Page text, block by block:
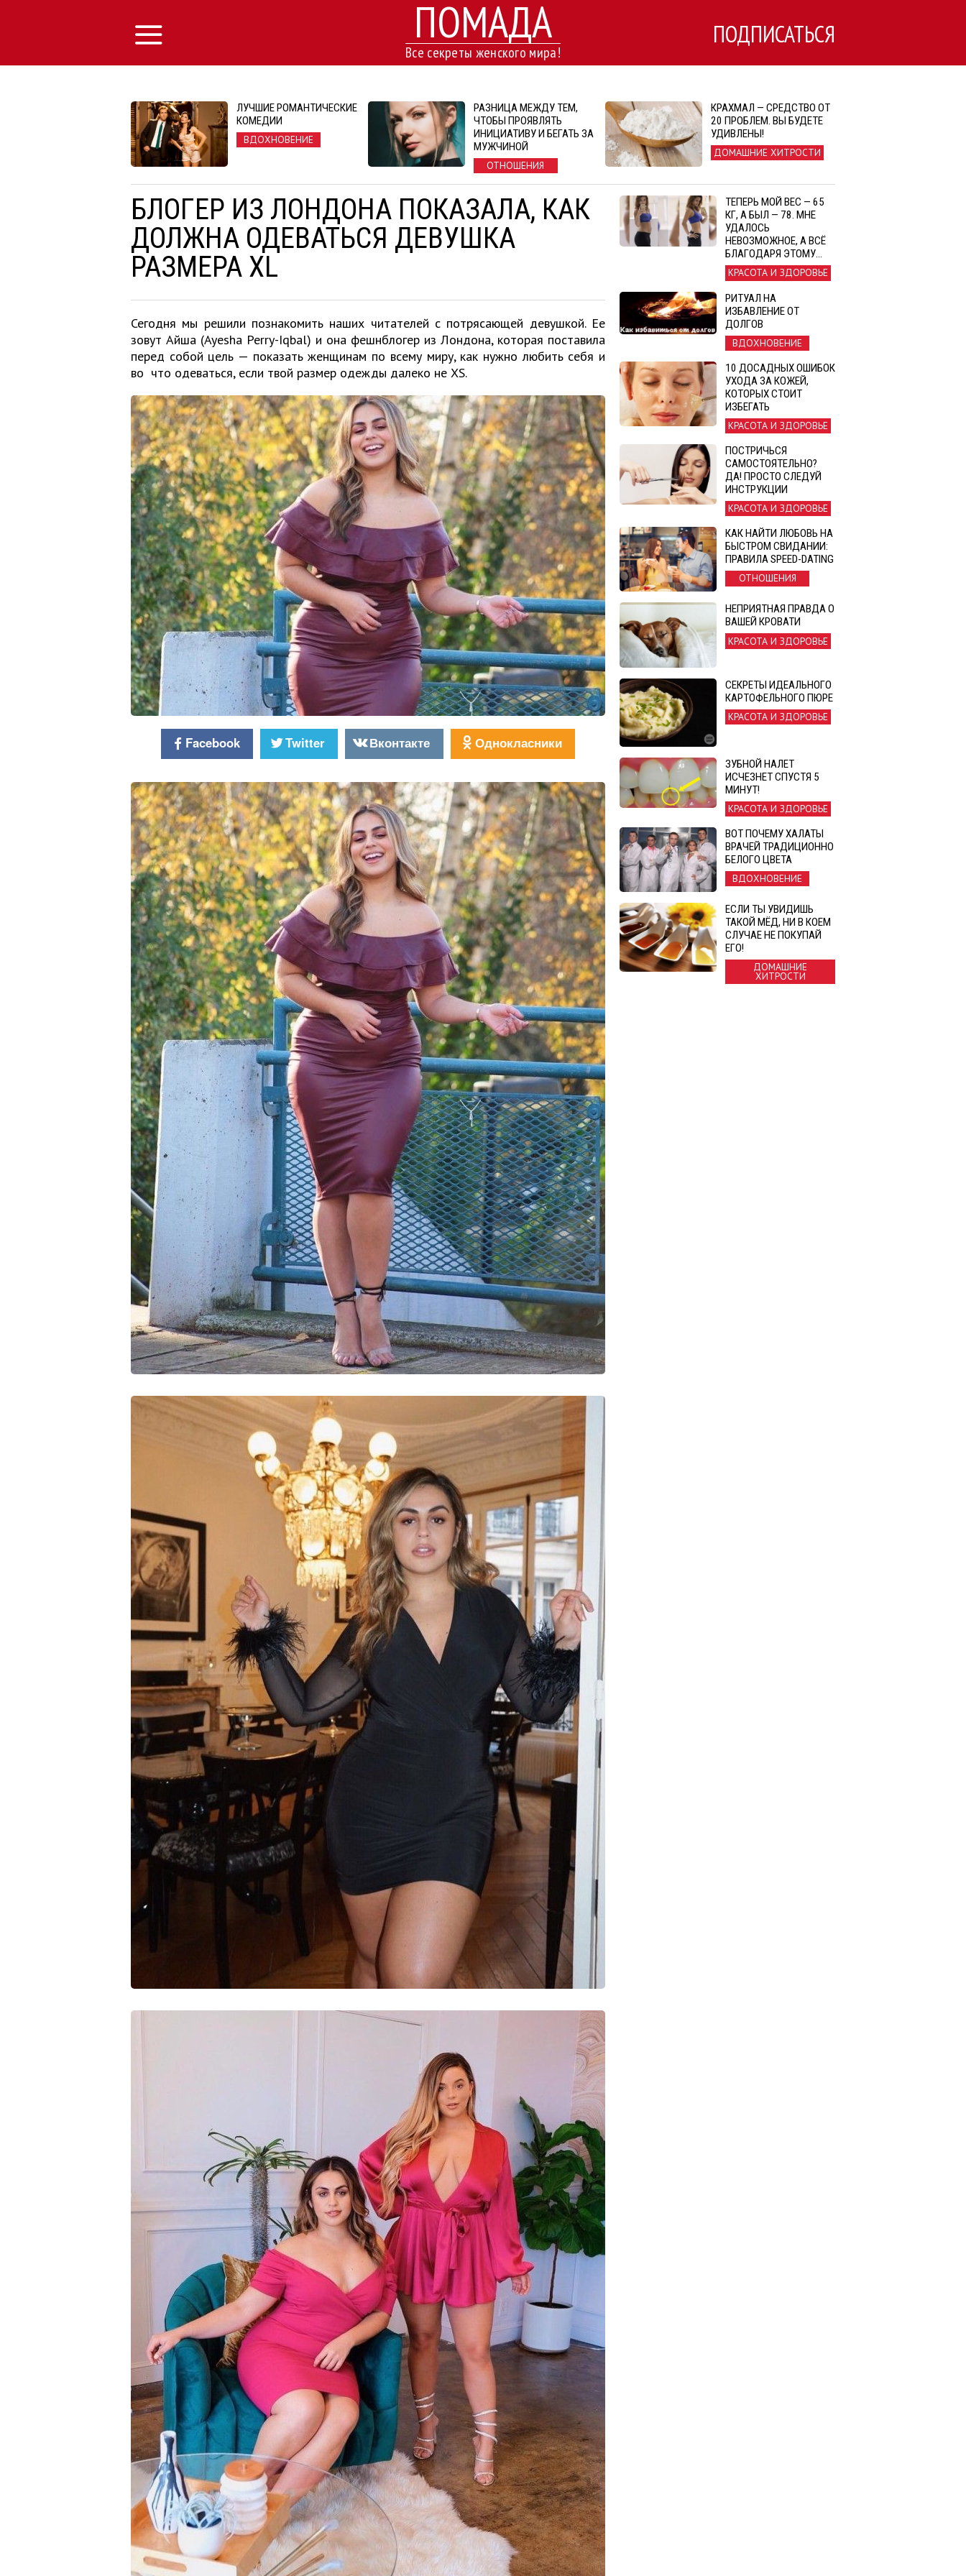
ПОМАДА
Все секреты женского мира!
ПОДПИСАТЬСЯ
ЛУЧШИЕ РОМАНТИЧЕСКИЕ
КОМЕДИИ
ВДОХНОВЕНИЕ
РАЗНИЦА МЕЖДУ ТЕМ,
ЧТОБЫ ПРОЯВЛЯТЬ
ИНИЦИАТИВУ И БЕГАТЬ ЗА
МУЖЧИНОЙ
ОТНОШЕНИЯ
КРАХМАЛ — СРЕДСТВО ОТ
20 ПРОБЛЕМ. ВЫ БУДЕТЕ
УДИВЛЕНЫ!
ДОМАШНИЕ ХИТРОСТИ
БЛОГЕР ИЗ ЛОНДОНА ПОКАЗАЛА, КАК
ДОЛЖНА ОДЕВАТЬСЯ ДЕВУШКА
РАЗМЕРА XL
Сегодня мы решили познакомить наших читателей с потрясающей девушкой. Ее
зовут Айша (Ayesha Perry-Iqbal) и она фешнблогер из Лондона, которая поставила
перед собой цель — показать женщинам по всему миру, как нужно любить себя и
во что одеваться, если твой размер одежды далеко не XS.
Facebook Twitter Вконтакте Однокласники
ТЕПЕРЬ МОЙ ВЕС — 65
КГ, А БЫЛ — 78. МНЕ
УДАЛОСЬ
НЕВОЗМОЖНОЕ, А ВСЁ
БЛАГОДАРЯ ЭТОМУ…
КРАСОТА И ЗДОРОВЬЕ
РИТУАЛ НА
ИЗБАВЛЕНИЕ ОТ
ДОЛГОВ
ВДОХНОВЕНИЕ
10 ДОСАДНЫХ ОШИБОК
УХОДА ЗА КОЖЕЙ,
КОТОРЫХ СТОИТ
ИЗБЕГАТЬ
КРАСОТА И ЗДОРОВЬЕ
ПОСТРИЧЬСЯ
САМОСТОЯТЕЛЬНО?
ДА! ПРОСТО СЛЕДУЙ
ИНСТРУКЦИИ
КРАСОТА И ЗДОРОВЬЕ
КАК НАЙТИ ЛЮБОВЬ НА
БЫСТРОМ СВИДАНИИ:
ПРАВИЛА SPEED-DATING
ОТНОШЕНИЯ
НЕПРИЯТНАЯ ПРАВДА О
ВАШЕЙ КРОВАТИ
КРАСОТА И ЗДОРОВЬЕ
СЕКРЕТЫ ИДЕАЛЬНОГО
КАРТОФЕЛЬНОГО ПЮРЕ
КРАСОТА И ЗДОРОВЬЕ
ЗУБНОЙ НАЛЕТ
ИСЧЕЗНЕТ СПУСТЯ 5
МИНУТ!
КРАСОТА И ЗДОРОВЬЕ
ВОТ ПОЧЕМУ ХАЛАТЫ
ВРАЧЕЙ ТРАДИЦИОННО
БЕЛОГО ЦВЕТА
ВДОХНОВЕНИЕ
ЕСЛИ ТЫ УВИДИШЬ
ТАКОЙ МЁД, НИ В КОЕМ
СЛУЧАЕ НЕ ПОКУПАЙ
ЕГО!
ДОМАШНИЕ
ХИТРОСТИ